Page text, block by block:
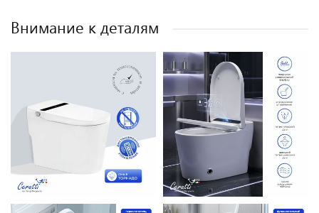
Внимание к деталям